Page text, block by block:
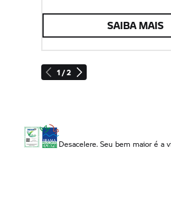
1 / 2
SAIBA MAIS
Desacelere. Seu bem maior é a